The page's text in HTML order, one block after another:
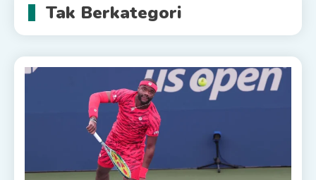
Tak Berkategori